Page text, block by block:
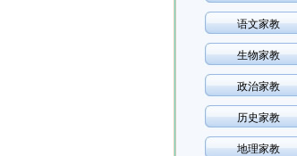
语文家教
生物家教
政治家教
历史家教
地理家教